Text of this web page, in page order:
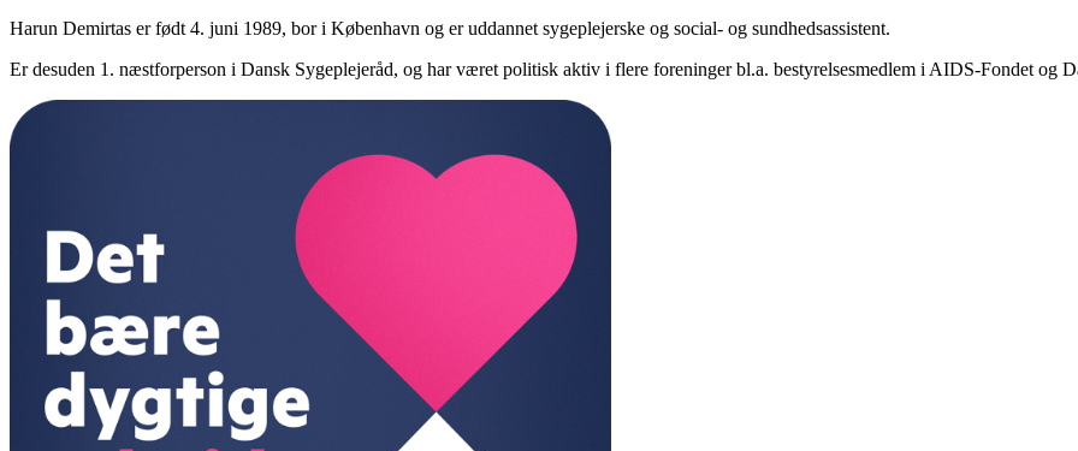
Harun Demirtas er født 4. juni 1989, bor i København og er uddannet sygeplejerske og social- og sundhedsassistent.
Er desuden 1. næstforperson i Dansk Sygeplejeråd, og har været politisk aktiv i flere foreninger bl.a. bestyrelsesmedlem i AIDS-Fondet og